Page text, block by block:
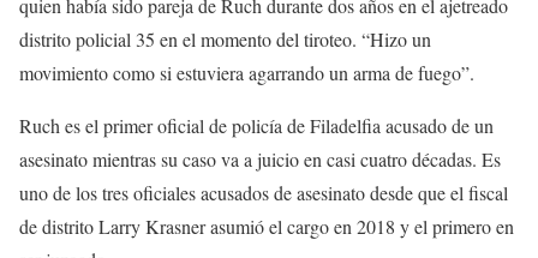
quien había sido pareja de Ruch durante dos años en el ajetreado
distrito policial 35 en el momento del tiroteo. “Hizo un
movimiento como si estuviera agarrando un arma de fuego”.
Ruch es el primer oficial de policía de Filadelfia acusado de un
asesinato mientras su caso va a juicio en casi cuatro décadas. Es
uno de los tres oficiales acusados ​​de asesinato desde que el fiscal
de distrito Larry Krasner asumió el cargo en 2018 y el primero en